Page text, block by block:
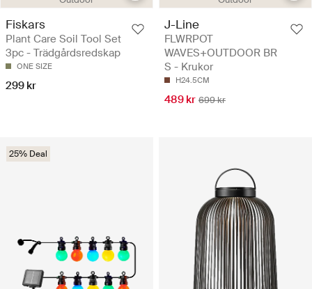
Fiskars
Plant Care Soil Tool Set
3pc - Trädgårdsredskap
ONE SIZE
299 kr
J-Line
FLWRPOT
WAVES+OUTDOOR BR
S - Krukor
H24.5CM
489 kr 699 kr
25% Deal